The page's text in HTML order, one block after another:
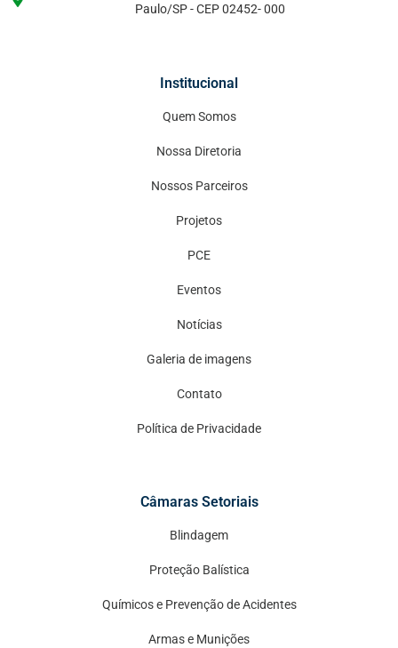
Paulo/SP - CEP 02452- 000
Institucional
Quem Somos
Nossa Diretoria
Nossos Parceiros
Projetos
PCE
Eventos
Notícias
Galeria de imagens
Contato
Política de Privacidade
Câmaras Setoriais
Blindagem
Proteção Balística
Químicos e Prevenção de Acidentes
Armas e Munições